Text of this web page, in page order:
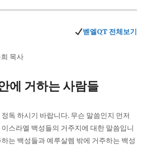
벧엘QT 전체보기
목사
에 거하는 사람들
독 하시기 바랍니다. 무슨 말씀인지 먼저
스라엘 백성들의 거주지에 대한 말씀입니
는 백성들과 예루살렘 밖에 거주하는 백성